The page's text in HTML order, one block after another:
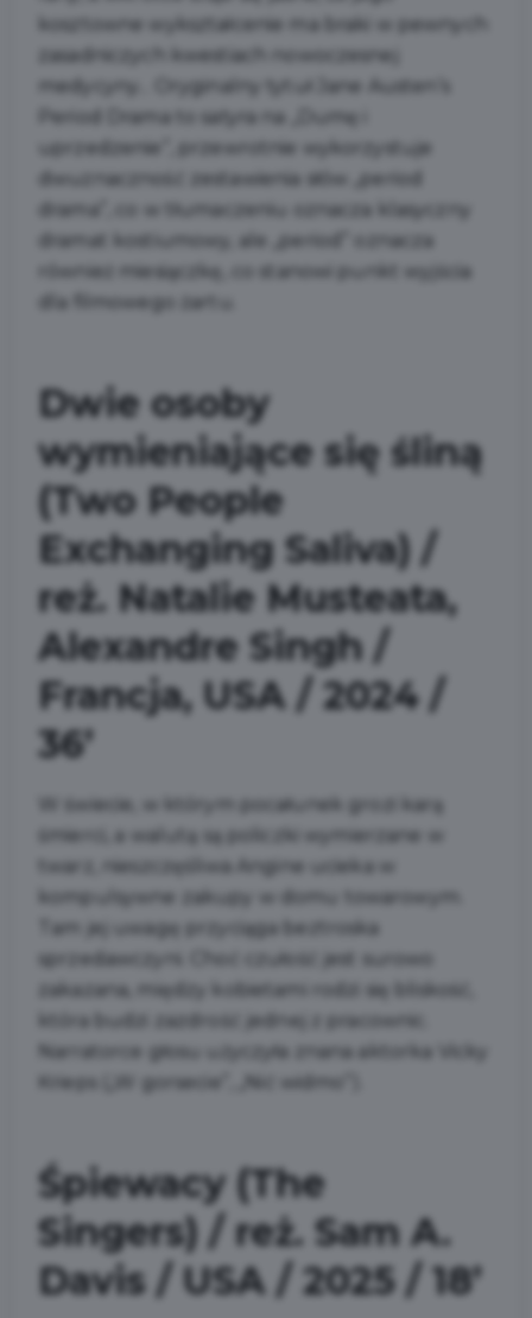
kosztowne wykształcenie ma braki w pewnych
zasadniczych kwestiach nowoczesnej
medycyny... Oryginalny tytuł Jane Austen’s
Period Drama to satyra na „Dumę i
uprzedzenie”, przewrotnie wykorzystuje
dwuznaczność zestawienia słów „period
drama”, co w tłumaczeniu oznacza klasyczny
dramat kostiumowy, ale „period” oznacza
również miesiączkę, co stanowi punkt wyjścia
dla filmowego żartu.
Dwie osoby
wymieniające się śliną
(Two People
Exchanging Saliva) /
reż. Natalie Musteata,
Alexandre Singh /
Francja, USA / 2024 /
36’
W świecie, w którym pocałunek grozi karą
śmierci, a walutą są policzki wymierzane w
twarz, nieszczęśliwa Angine ucieka w
kompulsywne zakupy w domu towarowym.
Tam jej uwagę przyciąga beztroska
sprzedawczyni. Choć czułość jest surowo
zakazana, między kobietami rodzi się bliskość,
która budzi zazdrość jednej z pracownic.
Narratorce głosu użyczyła znana aktorka Vicky
Krieps („W gorsecie”, „Nić widmo”).
Śpiewacy (The
Singers) / reż. Sam A.
Davis / USA / 2025 / 18’